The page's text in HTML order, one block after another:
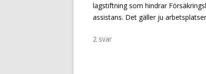
lagstiftning som hindrar
assistans. Det gäller ju
2 svar